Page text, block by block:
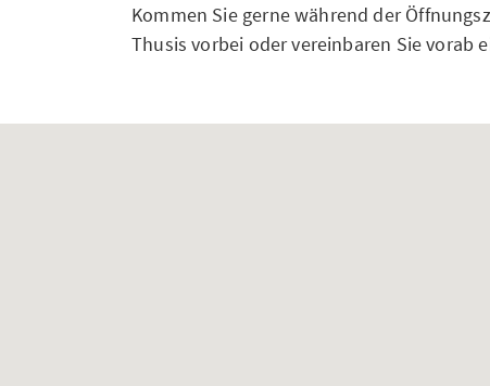
Kommen Sie gerne während der
Thusis vorbei oder vereinbaren Sie vorab